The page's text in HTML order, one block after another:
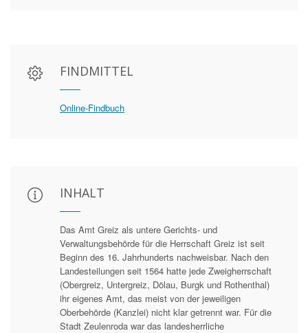
FINDMITTEL
Online-Findbuch
INHALT
Das Amt Greiz als untere Gerichts- und
Verwaltungsbehörde für die Herrschaft Greiz ist seit
Beginn des 16. Jahrhunderts nachweisbar. Nach den
Landesteilungen seit 1564 hatte jede Zweigherrschaft
(Obergreiz, Untergreiz, Dölau, Burgk und Rothenthal)
ihr eigenes Amt, das meist von der jeweiligen
Oberbehörde (Kanzlei) nicht klar getrennt war. Für die
Stadt Zeulenroda war das landesherrliche